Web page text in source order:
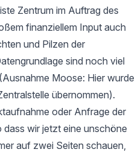
Zentrum im Auftrag des
finanziellem Input auch
und Pilzen der
sind noch viel
Moose: Hier wurde
übernommen).
oder Anfrage der
dass wir jetzt eine unschöne
auf zwei Seiten schauen,